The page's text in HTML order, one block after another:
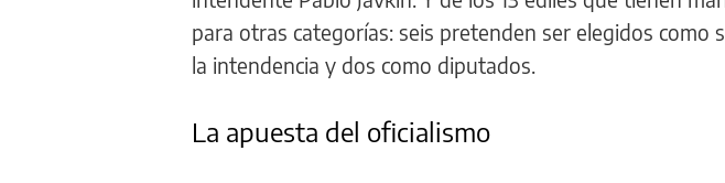
para otras categorías: seis pretenden ser elegidos
la intendencia y dos como diputados.
La apuesta del oficialismo